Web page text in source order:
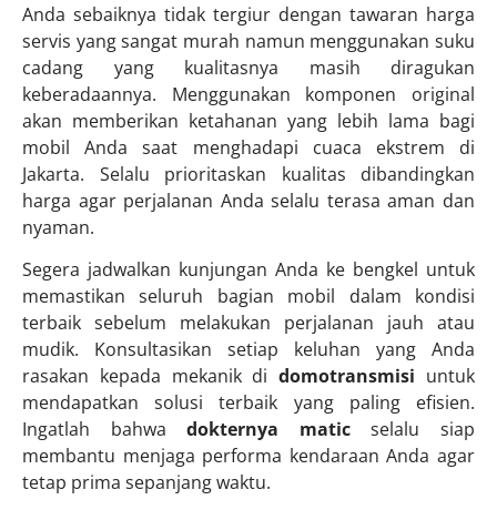
Anda sebaiknya tidak tergiur dengan tawaran harga
servis yang sangat murah namun menggunakan suku
cadang yang kualitasnya masih diragukan
keberadaannya. Menggunakan komponen original
akan memberikan ketahanan yang lebih lama bagi
mobil Anda saat menghadapi cuaca ekstrem di
Jakarta. Selalu prioritaskan kualitas dibandingkan
harga agar perjalanan Anda selalu terasa aman dan
nyaman.
Segera jadwalkan kunjungan Anda ke bengkel untuk
memastikan seluruh bagian mobil dalam kondisi
terbaik sebelum melakukan perjalanan jauh atau
mudik. Konsultasikan setiap keluhan yang Anda
rasakan kepada mekanik didomotransmisi untuk
mendapatkan solusi terbaik yang paling efisien.
Ingatlah bahwadokternya maticselalu siap
membantu menjaga performa kendaraan Anda agar
tetap prima sepanjang waktu.